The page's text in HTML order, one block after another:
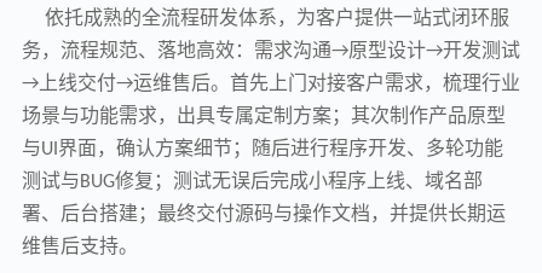
依托成熟的全流程研发体系，为客户提供一站式闭环服
务，流程规范、落地高效：需求沟通→原型设计→开发测试
→上线交付→运维售后。首先上门对接客户需求，梳理行业
场景与功能需求，出具专属定制方案；其次制作产品原型
与UI 界面，确认方案细节；随后进行程序开发、多轮功能
测试与BUG修复；测试无误后完成小程序上线、域名部
署、后台搭建；最终交付源码与操作文档，并提供长期运
维售后支持。